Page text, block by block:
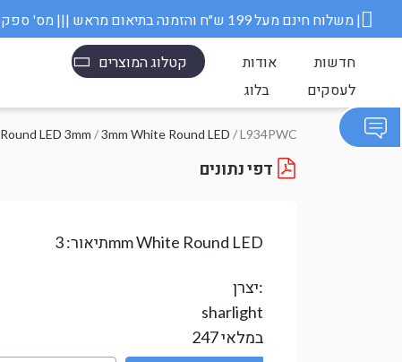
משלוח חינם מעל 199 ש״ח והזמנה בתיאום מראש ||| מס' ספק משרד הבטחון 11006845 |
קטלוג המוצרים אודות
חדשות
בלוג
לעסקים
Round LED 3mm /3mm White Round LED / L934PWC
תיאור:3mm White Round LED
יצרן:
sharlight
247במלאי